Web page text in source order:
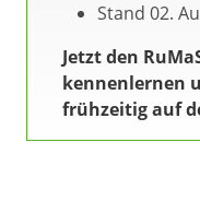
Stand 02.
Jetzt den
kennenlernen
frühzeitig auf